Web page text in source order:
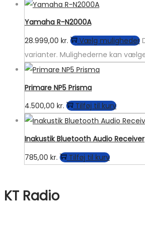
Yamaha R-N2000A
28.999,00 kr. Vælg muligheder
varianter. Mulighederne kan
Primare NP5 Prisma
4.500,00 kr. Tilføj til kurv
Inakustik Bluetooth Audio Receiver
785,00 kr. Tilføj til kurv
KT Radio